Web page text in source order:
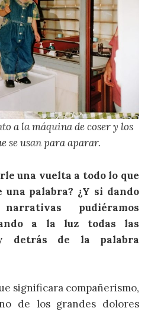
a la máquina de coser y los
se usan para aparar.
una vuelta a todo lo que
palabra? ¿Y si dando
pudiéramos
a la luz todas las
detrás de la palabra
significara compañerismo,
de los grandes dolores